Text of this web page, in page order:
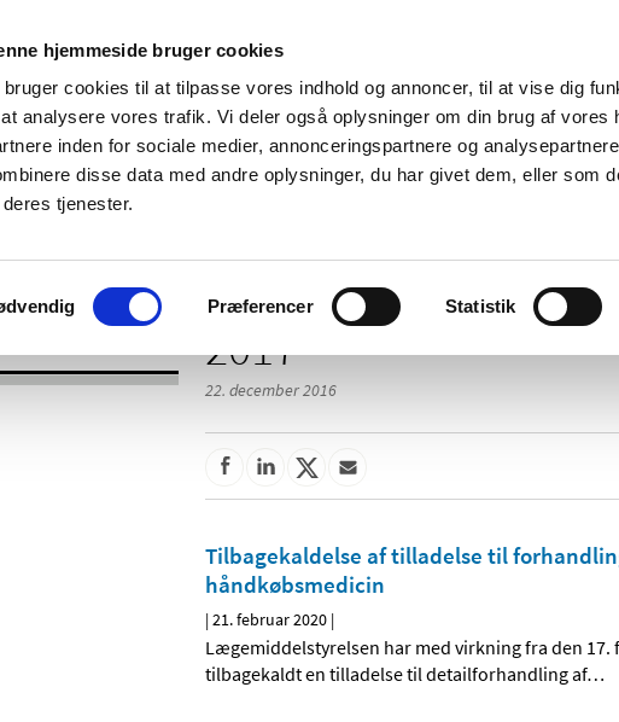
hjemmeside bruger cookies
bruger cookies til at tilpasse vores indhold og annoncer, til at vise dig
analysere vores trafik. Vi deler også oplysninger om din brug af vores
inden for sociale medier, annonceringspartnere og
disse data med andre oplysninger, du har givet dem, eller som
tjenester.
Præferencer Statistik
Nyheder Om os
og
Bivirkninger og
produktinformation
Tilskud og
Apoteker og
2017
22. december 2016
Tilbagekaldelse af tilladelse til
håndkøbsmedicin
|21. februar 2020 |
Lægemiddelstyrelsen har med virkning fra den 17.
tilbagekaldt en tilladelse til detailforhandling af…